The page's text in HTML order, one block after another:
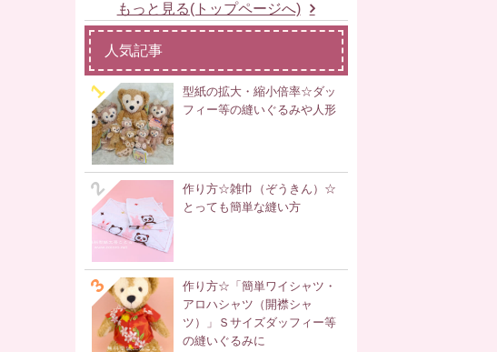
もっと見る(トップページへ)
人気記事
型紙の拡大・縮小倍率☆ダッ
フィー等の縫いぐるみや人形
作り方☆雑巾（ぞうきん）☆
とっても簡単な縫い方
作り方☆「簡単ワイシャツ・
アロハシャツ（開襟シャ
ツ）」Ｓサイズダッフィー等
の縫いぐるみに